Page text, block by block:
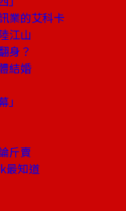
業的艾科卡
江山
身？
結婚
斤賣
最知道